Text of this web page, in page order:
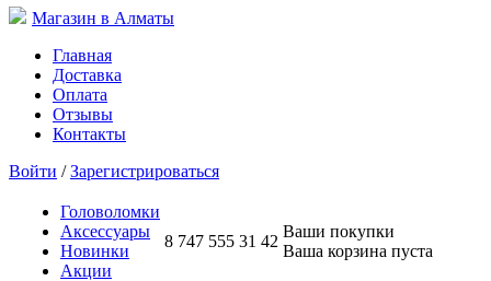
Магазин в Алматы
Главная
Доставка
Оплата
Отзывы
Контакты
Войти /Зарегистрироваться
Головоломки
Аксессуары
Новинки
Акции
8 747 555 31 42
Ваши покупки
Ваша корзина пуста